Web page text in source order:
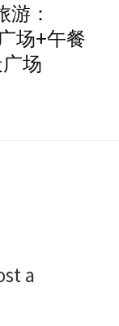
游：
场+午餐
场
a